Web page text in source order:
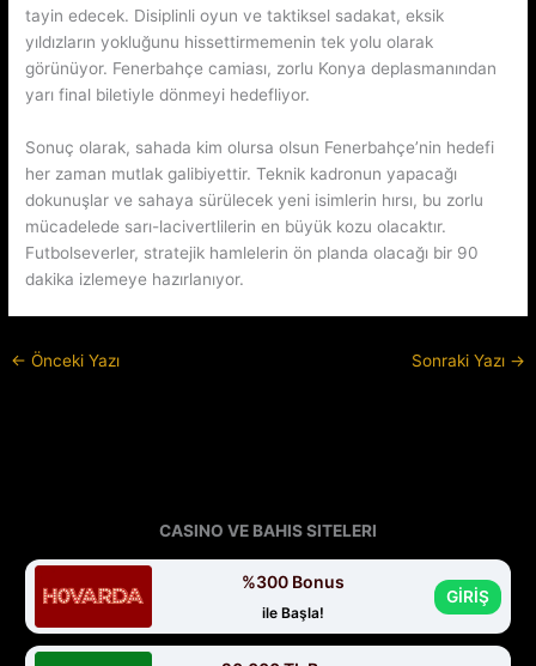
tayin edecek. Disiplinli oyun ve taktiksel sadakat, eksik
yıldızların yokluğunu hissettirmemenin tek yolu olarak
görünüyor. Fenerbahçe camiası, zorlu Konya deplasmanından
yarı final biletiyle dönmeyi hedefliyor.
Sonuç olarak, sahada kim olursa olsun Fenerbahçe’nin hedefi
her zaman mutlak galibiyettir. Teknik kadronun yapacağı
dokunuşlar ve sahaya sürülecek yeni isimlerin hırsı, bu zorlu
mücadelede sarı-lacivertlilerin en büyük kozu olacaktır.
Futbolseverler, stratejik hamlelerin ön planda olacağı bir 90
dakika izlemeye hazırlanıyor.
← Önceki Yazı Sonraki Yazı →
CASINO VE BAHIS SITELERI
%300 Bonus
ile Başla!
GİRİŞ